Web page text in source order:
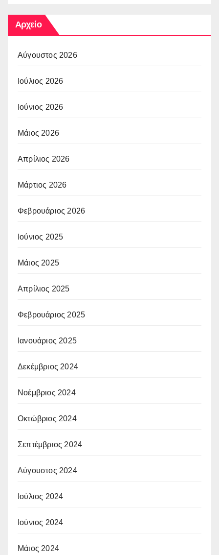
Αρχείο
Αύγουστος 2026
Ιούλιος 2026
Ιούνιος 2026
Μάιος 2026
Απρίλιος 2026
Μάρτιος 2026
Φεβρουάριος 2026
Ιούνιος 2025
Μάιος 2025
Απρίλιος 2025
Φεβρουάριος 2025
Ιανουάριος 2025
Δεκέμβριος 2024
Νοέμβριος 2024
Οκτώβριος 2024
Σεπτέμβριος 2024
Αύγουστος 2024
Ιούλιος 2024
Ιούνιος 2024
Μάιος 2024